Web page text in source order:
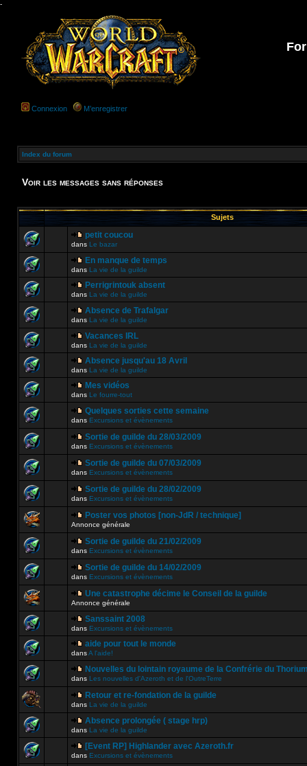
-
Connexion M’enregistrer
Index du forum
Voir les messages sans réponses
Sujets
petit coucou
dans Le bazar
En manque de temps
dans La vie de la guilde
Perrigrintouk absent
dans La vie de la guilde
Absence de Trafalgar
dans La vie de la guilde
Vacances IRL
dans La vie de la guilde
Absence jusqu'au 18 Avril
dans La vie de la guilde
Mes vidéos
dans Le fourre-tout
Quelques sorties cette semaine
dans Excursions et évènements
Sortie de guilde du 28/03/2009
dans Excursions et évènements
Sortie de guilde du 07/03/2009
dans Excursions et évènements
Sortie de guilde du 28/02/2009
dans Excursions et évènements
Poster vos photos [non-JdR / technique]
Annonce générale
Sortie de guilde du 21/02/2009
dans Excursions et évènements
Sortie de guilde du 14/02/2009
dans Excursions et évènements
Une catastrophe décime le Conseil de la guilde
Annonce générale
Sanssaint 2008
dans Excursions et évènements
aide pour tout le monde
dansA l'aide!
Nouvelles du lointain royaume de la Confrérie du
dans Les nouvelles d'Azeroth et de l'OutreTerre
Retour et re-fondation de la guilde
dans La vie de la guilde
Absence prolongée ( stage hrp)
dans La vie de la guilde
[Event RP] Highlander avec Azeroth.fr
dans Excursions et évènements